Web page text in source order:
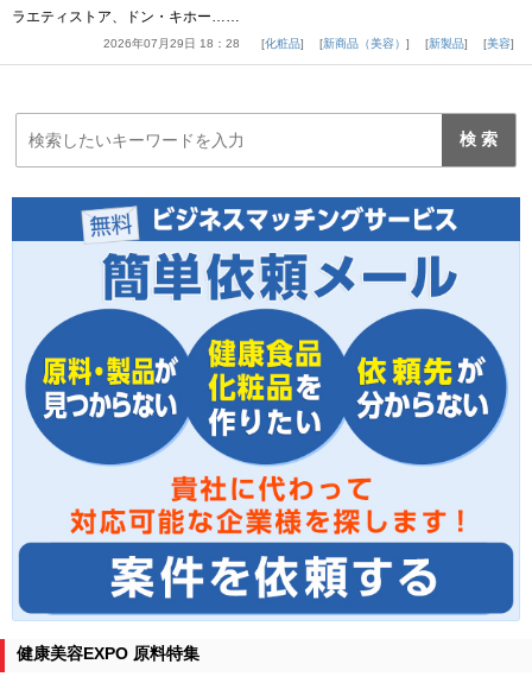
ラエティストア、ドン・キホー……
2026年07月29日 18：28 化粧品 新商品（美容） 新製品 美容
健康美容EXPO 原料特集